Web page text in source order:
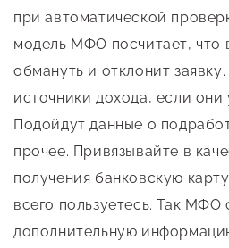
при автоматической
модель МФО посчитает, что
обмануть и отклонит
источники дохода, если они
Подойдут данные о
прочее. Привязывайте в
получения банковскую
всего пользуетесь. Так
дополнительную